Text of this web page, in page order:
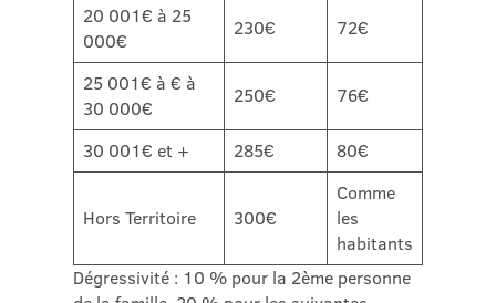
20 001€ à 25
000€
230€ 72€
25 001€ à € à
30 000€
250€ 76€
30 001€ et + 285€ 80€
Hors Territoire 300€
Comme
les
habitants
Dégressivité : 10 % pour la 2ème personne